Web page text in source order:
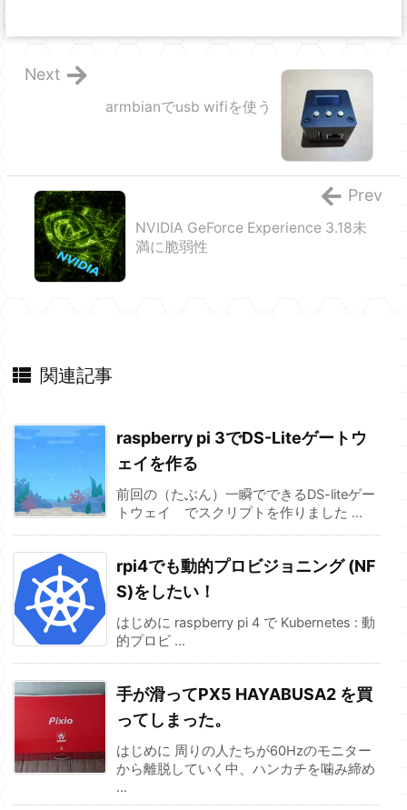
armbianでusb wifiを使う
Next
NVIDIA GeForce Experience 3.18未
満に脆弱性
Prev
関連記事
raspberry pi 3でDS-Liteゲートウ
ェイを作る
前回の（たぶん）一瞬でできるDS-liteゲー
トウェイ でスクリプトを作りました ...
rpi4でも動的プロビジョニング (NF
S)をしたい！
はじめに raspberry pi 4 で Kubernetes : 動
的プロビ ...
手が滑ってPX5 HAYABUSA2 を買
ってしまった。
はじめに 周りの人たちが60Hzのモニター
から離脱していく中、ハンカチを噛み締め
...